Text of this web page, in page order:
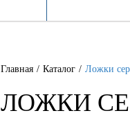
Главная / Каталог / Ложки
ЛОЖКИ